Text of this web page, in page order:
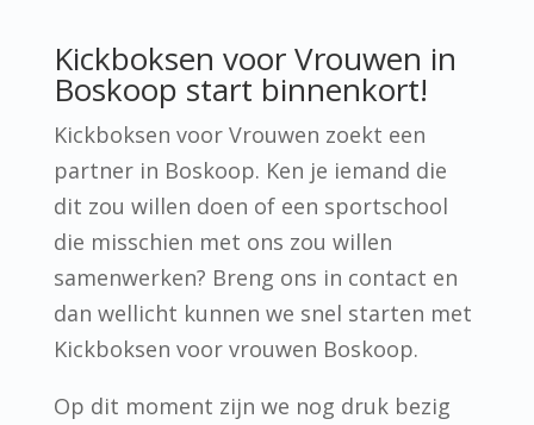
Kickboksen voor Vrouwen in
Boskoop start binnenkort!
Kickboksen voor Vrouwen zoekt een
partner in Boskoop. Ken je iemand die
dit zou willen doen of een sportschool
die misschien met ons zou willen
samenwerken? Breng ons in contact en
dan wellicht kunnen we snel starten met
Kickboksen voor vrouwen Boskoop.
Op dit moment zijn we nog druk bezig